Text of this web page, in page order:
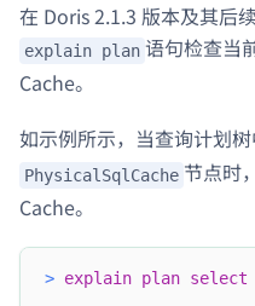
在 Doris 2.1.3 版本及其后
explain plan 语句检查当
Cache。
如示例所示，当查询计划
PhysicalSqlCache 节点时
Cache。
> explain plan select